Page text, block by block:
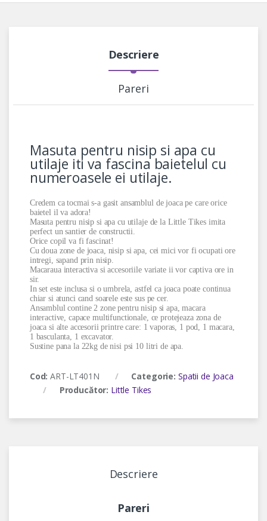
Descriere
Pareri
Masuta pentru nisip si apa cu
utilaje iti va fascina baietelul cu
numeroasele ei utilaje.
Credem ca tocmai s-a gasit ansamblul de joaca pe care orice
baietel il va adora!
Masuta pentru nisip si apa cu utilaje de la Little Tikes imita
perfect un santier de constructii.
Orice copil va fi fascinat!
Cu doua zone de joaca, nisip si apa, cei mici vor fi ocupati ore
intregi, sapand prin nisip.
Macaraua interactiva si accesoriile variate ii vor captiva ore in
sir.
In set este inclusa si o umbrela, astfel ca joaca poate continua
chiar si atunci cand soarele este sus pe cer.
Ansamblul contine 2 zone pentru nisip si apa, macara
interactive, capace multifunctionale, ce protejeaza zona de
joaca si alte accesorii printre care: 1 vaporas, 1 pod, 1 macara,
1 basculanta, 1 excavator.
Sustine pana la 22kg de nisi psi 10 litri de apa.
Cod:ART-LT401N Categorie: Spatii de Joaca
Producător: Little Tikes
Descriere
Pareri